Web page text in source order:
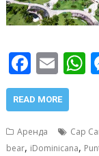
F
ac
e
b
E
m
ai
l s
READ MORE
Аренда Cap
bear, iDominicana,